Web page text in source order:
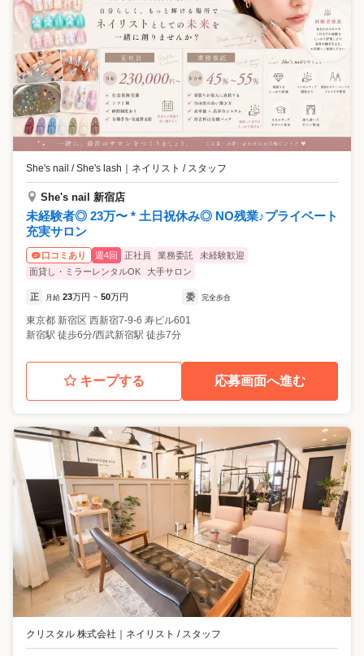
She's nail / She's lash ネイリスト / スタッフ
She's nail 新宿店
未経験者◎ 23万〜 * 土日祝休み◎ NO残業♪プライベート
充実サロン
口コミあり 週4回 正社員 業務委託
未経験歓迎
面貸し・ミラーレンタルOK
大手サロン
正 月給 23万円 ~ 50万円 委 完全歩合
東京都 新宿区 西新宿7-9-6 寿ビル601
新宿駅 徒歩6分/西武新宿駅 徒歩7分
キープする 応募画面へ進む
クリスタル 株式会社 ネイリスト / スタッフ